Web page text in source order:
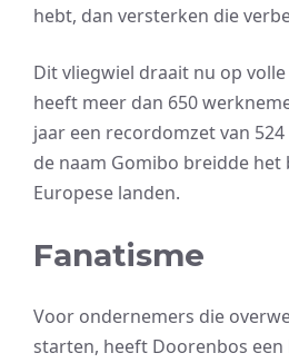
hebt, dan versterken die
Dit vliegwiel draait nu op
heeft meer dan 650
jaar een recordomzet van
de naam Gomibo breidde
Europese landen.
Fanatisme
Voor ondernemers die
starten, heeft Doorenbos een